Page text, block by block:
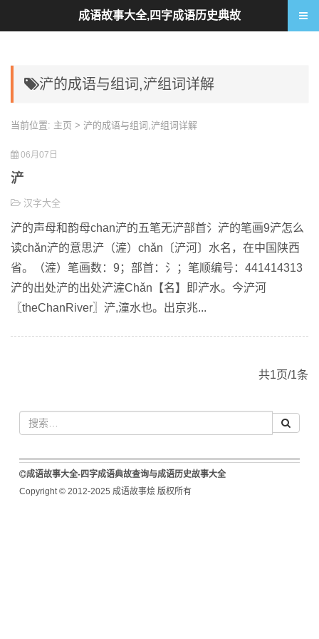
浐的成语与组词,浐组词详解
当前位置: 主页 > 浐的成语与组词,浐组词详解
06月07日
浐
汉字大全
浐的声母和韵母chan浐的五笔无浐部首氵浐的笔画9浐怎么
读chǎn浐的意思浐（滻）chǎn〔浐河〕水名，在中国陕西
省。（滻）笔画数：9；部首：氵；笔顺编号：441414313
浐的出处浐的出处浐滻Chǎn【名】即浐水。今浐河
〖theChanRiver〗浐,潼水也。出京兆...
共1页/1条
成语故事大全-四字成语典故查询与成语历史故事大全
Copyright © 2012-2025 成语故事烩 版权所有
成语故事大全,四字成语历史典故